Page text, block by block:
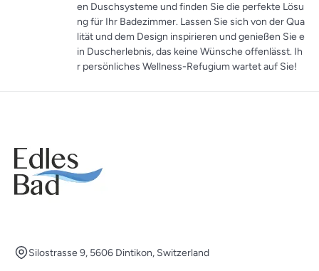
en Duschsysteme und finden Sie die perfekte Lösu
ng für Ihr Badezimmer. Lassen Sie sich von der Qua
lität und dem Design inspirieren und genießen Sie e
in Duscherlebnis, das keine Wünsche offenlässt. Ih
r persönliches Wellness-Refugium wartet auf Sie!
Silostrasse 9, 5606 Dintikon, Switzerland